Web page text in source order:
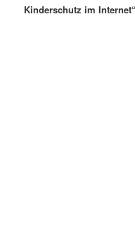
Kinderschutz im Internet“